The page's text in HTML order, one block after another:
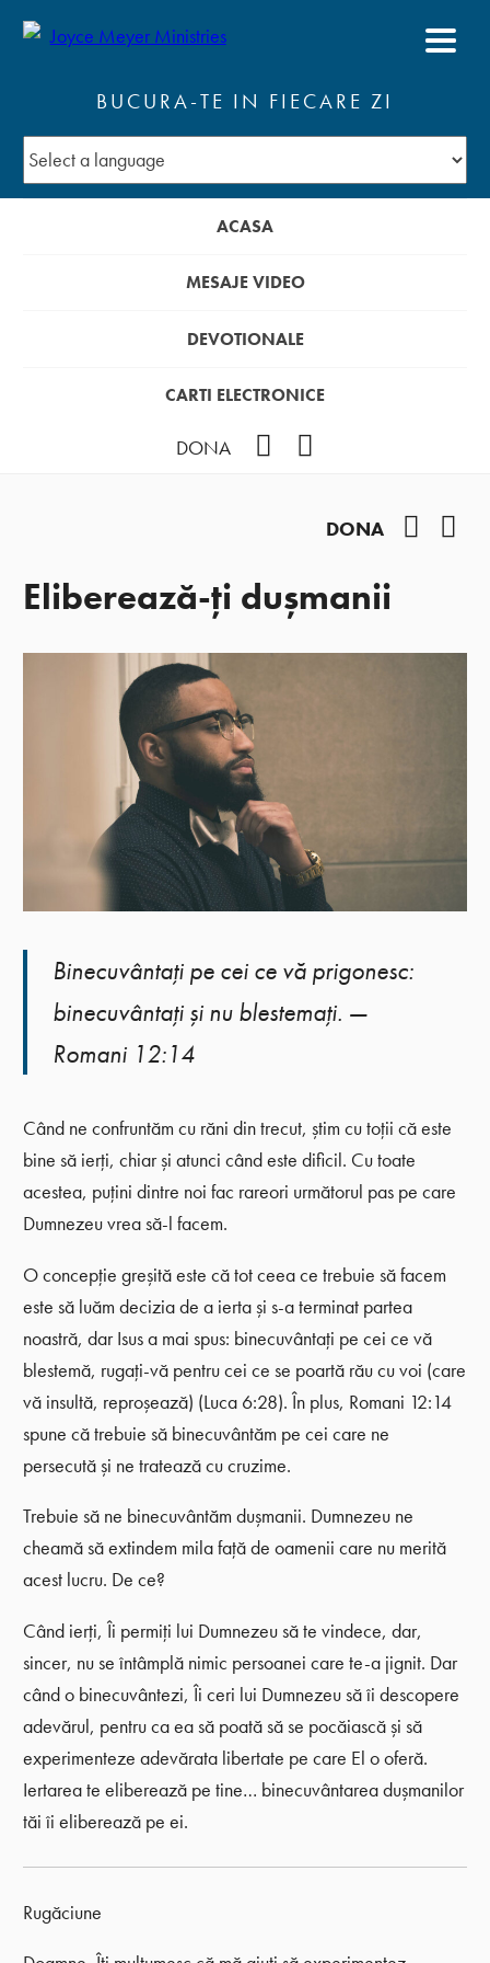
BUCURA-TE IN FIECARE ZI
ACASA
MESAJE VIDEO
DEVOTIONALE
CARTI ELECTRONICE
DONA
DONA
Eliberează-ți dușmanii
Binecuvântaţi pe cei ce vă prigonesc:
binecuvântaţi şi nu blestemaţi. —
Romani 12:14
Când ne confruntăm cu răni din trecut, știm cu toții că este
bine să ierți, chiar și atunci când este dificil. Cu toate
acestea, puțini dintre noi fac rareori următorul pas pe care
Dumnezeu vrea să-l facem.
O concepție greșită este că tot ceea ce trebuie să facem
este să luăm decizia de a ierta și s-a terminat partea
noastră, dar Isus a mai spus: binecuvântaţi pe cei ce vă
blestemă, rugaţi-vă pentru cei ce se poartă rău cu voi (care
vă insultă, reproșează) (Luca 6:28). În plus, Romani 12:14
spune că trebuie să binecuvântăm pe cei care ne
persecută și ne tratează cu cruzime.
Trebuie să ne binecuvântăm dușmanii. Dumnezeu ne
cheamă să extindem mila față de oamenii care nu merită
acest lucru. De ce?
Când ierți, Îi permiți lui Dumnezeu să te vindece, dar,
sincer, nu se întâmplă nimic persoanei care te-a jignit. Dar
când o binecuvântezi, Îi ceri lui Dumnezeu să îi descopere
adevărul, pentru ca ea să poată să se pocăiască și să
experimenteze adevărata libertate pe care El o oferă.
Iertarea te eliberează pe tine… binecuvântarea dușmanilor
tăi îi eliberează pe ei.
Rugăciune